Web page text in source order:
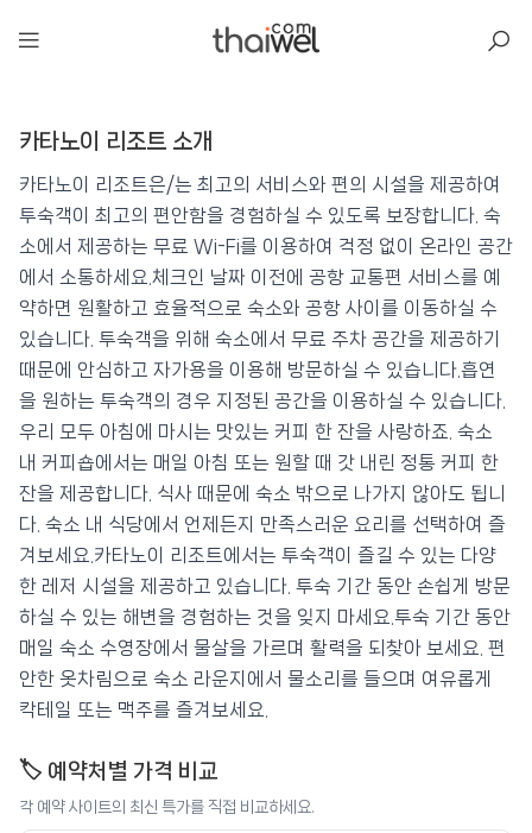
카타노이 리조트
📍 푸켓★★★ ⭐ 8.3
💰 최저가 확인 · 예약하기
카타노이 리조트 소개
카타노이 리조트은/는 최고의 서비스와 편의 시설을 제공하여
투숙객이 최고의 편안함을 경험하실 수 있도록 보장합니다. 숙
소에서 제공하는 무료 Wi-Fi를 이용하여 걱정 없이 온라인 공간
에서 소통하세요.체크인 날짜 이전에 공항 교통편 서비스를 예
약하면 원활하고 효율적으로 숙소와 공항 사이를 이동하실 수
있습니다. 투숙객을 위해 숙소에서 무료 주차 공간을 제공하기
때문에 안심하고 자가용을 이용해 방문하실 수 있습니다.흡연
을 원하는 투숙객의 경우 지정된 공간을 이용하실 수 있습니다.
우리 모두 아침에 마시는 맛있는 커피 한 잔을 사랑하죠. 숙소
내 커피숍에서는 매일 아침 또는 원할 때 갓 내린 정통 커피 한
잔을 제공합니다. 식사 때문에 숙소 밖으로 나가지 않아도 됩니
다. 숙소 내 식당에서 언제든지 만족스러운 요리를 선택하여 즐
겨보세요.카타노이 리조트에서는 투숙객이 즐길 수 있는 다양
한 레저 시설을 제공하고 있습니다. 투숙 기간 동안 손쉽게 방문
하실 수 있는 해변을 경험하는 것을 잊지 마세요.투숙 기간 동안
매일 숙소 수영장에서 물살을 가르며 활력을 되찾아 보세요. 편
안한 옷차림으로 숙소 라운지에서 물소리를 들으며 여유롭게
칵테일 또는 맥주를 즐겨보세요.
🏷️ 예약처별 가격 비교
각 예약 사이트의 최신 특가를 직접 비교하세요.